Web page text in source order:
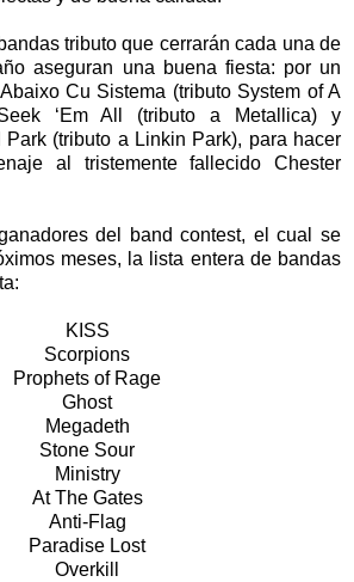
tributo que cerrarán cada una de
aseguran una buena fiesta: por un
Cu Sistema (tributo System of A
‘Em All (tributo a Metallica) y
(tributo a Linkin Park), para hacer
al tristemente fallecido Chester
del band contest, el cual se
meses, la lista entera de bandas
KISS
Scorpions
Prophets of Rage
Ghost
Megadeth
Stone Sour
Ministry
At The Gates
Anti-Flag
Paradise Lost
Overkill